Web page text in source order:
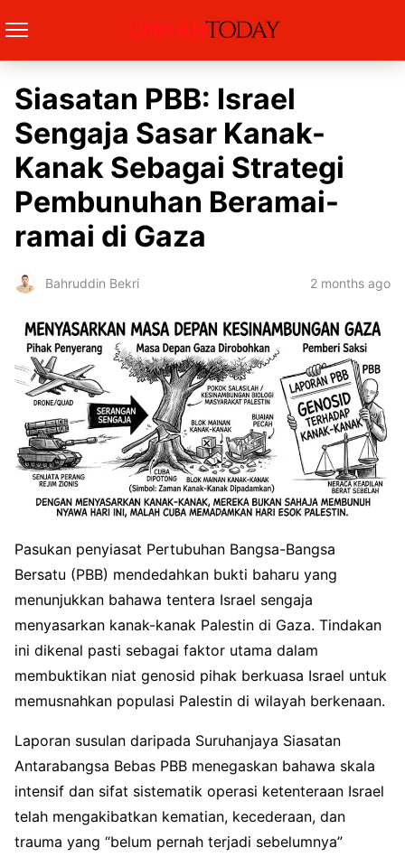
Siasatan PBB: Israel
Sengaja Sasar Kanak-
Kanak Sebagai Strategi
Pembunuhan Beramai-
ramai di Gaza
Bahruddin Bekri 2 months ago
Pasukan penyiasat Pertubuhan Bangsa-Bangsa
Bersatu (PBB) mendedahkan bukti baharu yang
menunjukkan bahawa tentera Israel sengaja
menyasarkan kanak-kanak Palestin di Gaza. Tindakan
ini dikenal pasti sebagai faktor utama dalam
membuktikan niat genosid pihak berkuasa Israel untuk
memusnahkan populasi Palestin di wilayah berkenaan.
Laporan susulan daripada Suruhanjaya Siasatan
Antarabangsa Bebas PBB menegaskan bahawa skala
intensif dan sifat sistematik operasi ketenteraan Israel
telah mengakibatkan kematian, kecederaan, dan
trauma yang “belum pernah terjadi sebelumnya”